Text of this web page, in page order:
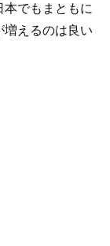
でもまともに
増えるのは良い